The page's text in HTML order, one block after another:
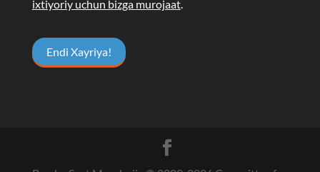
ixtiyoriy uchun bizga murojaat.
Endi Xayriya!